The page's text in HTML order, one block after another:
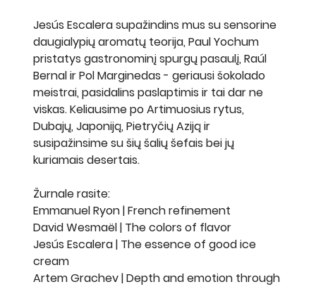
Jesús Escalera supažindins mus su sensorine
daugialypių aromatų teorija, Paul Yochum
pristatys gastronominį spurgų pasaulį, Raúl
Bernal ir Pol Marginedas - geriausi šokolado
meistrai, pasidalins paslaptimis ir tai dar ne
viskas. Keliausime po Artimuosius rytus,
Dubajų, Japoniją, Pietryčių Aziją ir
susipažinsime su šių šalių šefais bei jų
kuriamais desertais.
Žurnale rasite:
Emmanuel Ryon | French refinement
David Wesmaël | The colors of flavor
Jesús Escalera | The essence of good ice
cream
Artem Grachev | Depth and emotion through